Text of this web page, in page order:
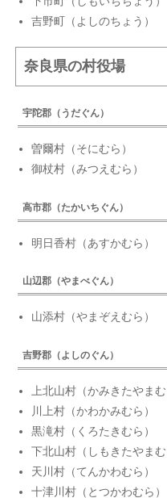
吉野町（よしのちょう）
奈良県の村役場
宇陀郡（うだぐん）
曽爾村（そにむら）
御杖村（みつえむら）
高市郡（たかいちぐん）
明日香村（あすかむら）
山辺郡（やまべぐん）
山添村（やまぞえむら）
吉野郡（よしのぐん）
上北山村（かみきたやまむ
川上村（かわかみむら）
黒滝村（くろたきむら）
下北山村（しもきたやまむ
天川村（てんかわむら）
十津川村（とつかわむら）